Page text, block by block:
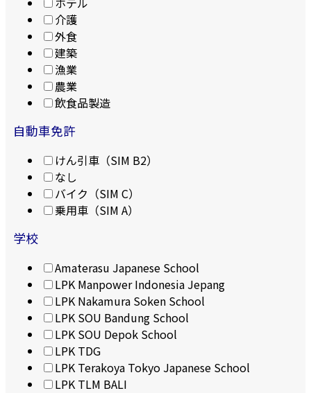
介護
外食
建築
漁業
農業
飲食品製造
自動車免許
けん引車（SIM B2）
なし
バイク（SIM C）
乗用車（SIM A）
学校
Amaterasu Japanese School
LPK Manpower Indonesia Jepang
LPK Nakamura Soken School
LPK SOU Bandung School
LPK SOU Depok School
LPK TDG
LPK Terakoya Tokyo Japanese School
LPK TLM BALI